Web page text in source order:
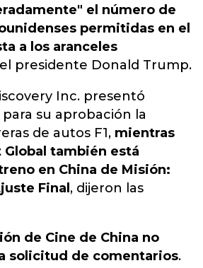
el número de
permitidas en el
a los aranceles
presidente Donald Trump.
Inc. presentó
su aprobación la
de autos F1, mientras
también está
en China de Misión:
Final , dijeron las
de Cine de China no
solicitud de comentarios.